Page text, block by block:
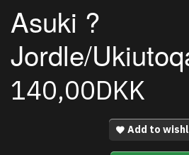
Asuki ?
Jordle/
140,00DKK
Add to